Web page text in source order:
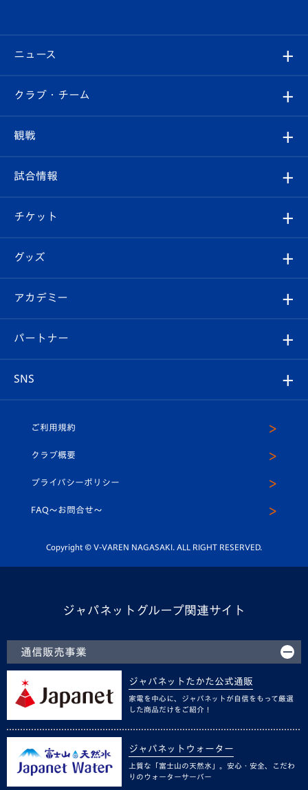
ニュース
すべて
クラブ
試合情報
チケット
イベント
メディア
ホームタウン
クラブ・チーム
クラブ概要
エンブレム紹介
スタッフプロフィール
マスコット紹介
平和祈念活動
ホームタウン活動
観戦
観戦ルール
はじめての観戦ガイド
Revive Team
ヴィヴィくんの長崎おもてなしガイド
試合情報
試合日程/結果
フォトギャラリー
スタジアムグルメ
チケット
チケット
V-LOVERS（ファンクラブ）
プレイヤーズスイート
グッズ
オンラインショップ
店舗情報
アカデミー
育成からのお知らせ
U-18
スクール
パートナー
SNS
ヴィヴィくんインスタグラム
公式LINE＠
ご利用規約
クラブ概要
プライバシーポリシー
FAQ〜お問合せ〜
Copyright © V-VAREN NAGASAKI. ALL RIGHT RESERVED.
ジャパネットグループ関連サイト
通信販売事業
ジャパネットたかた公式通販
家電を中心に、ジャパネットが自信をもって厳選
した商品だけをご紹介！
ジャパネットウォーター
上質な「富士山の天然水」。安心・安全、こだわ
りのウォーターサーバー